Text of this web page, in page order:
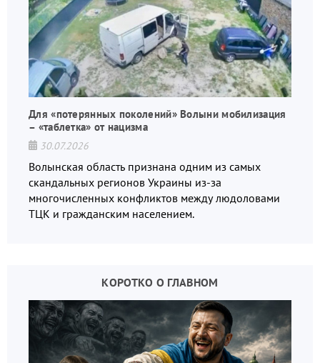
Для «потерянных поколений» Волыни мобилизация
– «таблетка» от нацизма
30.07.2026
Волынская область признана одним из самых
скандальных регионов Украины из-за
многочисленных конфликтов между людоловами
ТЦК и гражданским населением.
КОРОТКО О ГЛАВНОМ